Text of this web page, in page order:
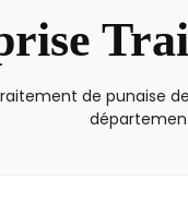
de punaise